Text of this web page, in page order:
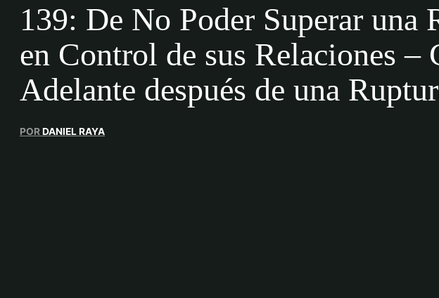
139: De No Poder Superar una
en Control de sus Relaciones –
Adelante después de una
PORDANIEL RAYA